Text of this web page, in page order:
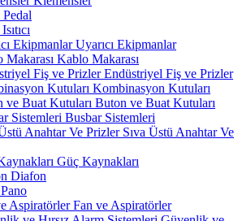
Pedal
Isıtıcı
Uyarıcı Ekipmanlar
Kablo Makarası
Endüstriyel Fiş ve Prizler
Kombinasyon Kutuları
Buton ve Buat Kutuları
Busbar Sistemleri
Sıva Üstü Anahtar Ve
Güç Kaynakları
Diafon
Pano
Fan ve Aspiratörler